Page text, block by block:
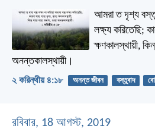
আমরা ত দৃশ্য
লক্ষ্য করিতেছি;
ক্ষণকালস্থায়ী,
অনন্তকালস্থায়ী।
২ করিন্থীয় ৪:১৮ অনন্ত জীবন বস্তুবাদ
রবিবার, 18 আগস্ট, 2019